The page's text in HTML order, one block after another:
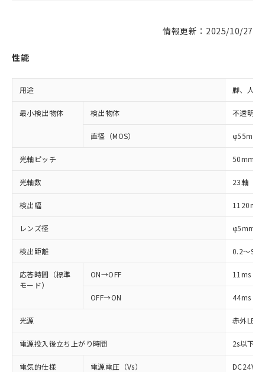
情報更新：2025/10/27
性能
用途 脚、人体
最小検出物体 検出物体 不透明体
直径（MOS） φ55mm
光軸ピッチ 50mm
光軸数 23軸
検出幅 1120mm
レンズ径 φ5mm
検出距離 0.2～9m
応答時間（標準
モード）
ON→OFF 11ms
OFF→ON 44ms
光源 赤外LED
電源投入後立ち上がり時間 2s以下(
電気的仕様 電源電圧（Vs）